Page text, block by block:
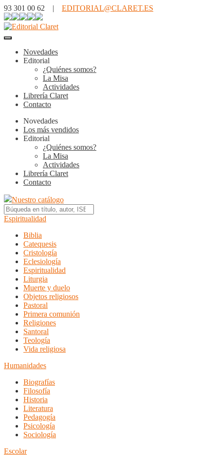
93 301 00 62 | EDITORIAL@CLARET.ES
Novedades
Editorial
¿Quiénes somos?
La Misa
Actividades
Librería Claret
Contacto
Novedades
Los más vendidos
Editorial
¿Quiénes somos?
La Misa
Actividades
Librería Claret
Contacto
Nuestro catálogo
Espiritualidad
Biblia
Catequesis
Cristología
Eclesiología
Espiritualidad
Liturgia
Muerte y duelo
Objetos religiosos
Pastoral
Primera comunión
Religiones
Santoral
Teología
Vida religiosa
Humanidades
Biografías
Filosofía
Historia
Literatura
Pedagogía
Psicología
Sociología
Escolar